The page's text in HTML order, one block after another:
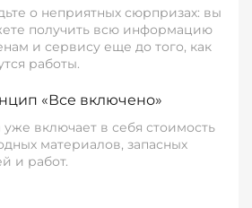
о неприятных сюрпризах: вы
получить всю информацию
и сервису еще до того, как
работы.
«Все включено»
включает в себя стоимость
материалов, запасных
и работ.